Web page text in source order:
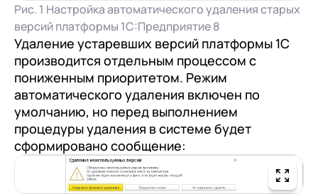
Рис. 1 Настройка автоматического удаления старых
версий платформы 1С:Предприятие 8
Удаление устаревших версий платформы 1С
производится отдельным процессом с
пониженным приоритетом. Режим
автоматического удаления включен по
умолчанию, но перед выполнением
процедуры удаления в системе будет
сформировано сообщение: